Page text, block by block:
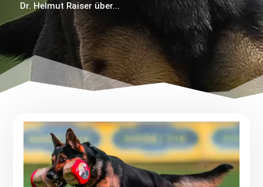
Dr. Helmut Raiser über...